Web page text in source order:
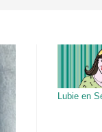
Lubie en